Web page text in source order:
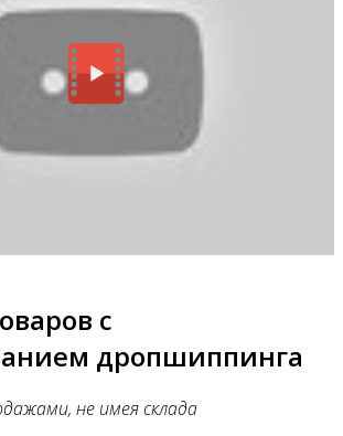
с
дропшиппинга
не имея склада